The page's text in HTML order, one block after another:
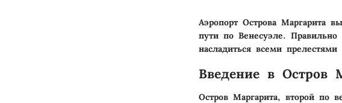
Аэропорт Острова Маргарита
пути по Венесуэле.
насладиться всеми прелестями
Введение в Остров
Остров Маргарита, второй по